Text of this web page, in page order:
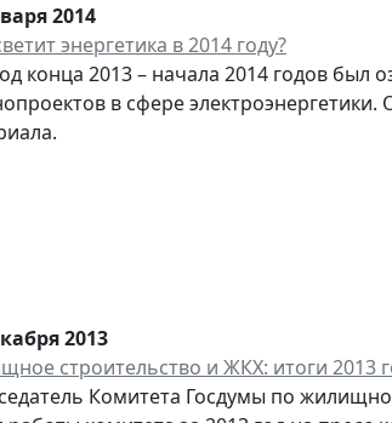
2014
энергетика в 2014 году?
конца 2013 – начала 2014 годов был
в сфере
2013
строительство и ЖКХ: итоги 2013
Комитета Госдумы по